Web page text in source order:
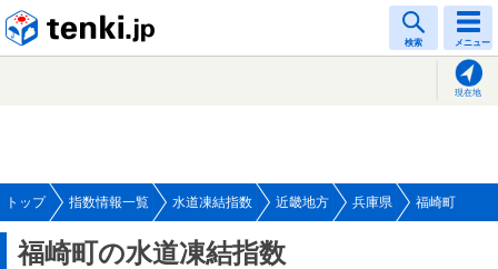
検索 メニュー
現在地
トップ 指数情報一覧 水道凍結指数 近畿地方 兵庫県 福崎町
福崎町の水道凍結指数